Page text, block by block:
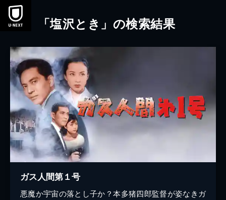
本文へスキップ
「塩沢とき」の検索結果
ガス人間第１号
悪魔か宇宙の落とし子か？本多猪四郎監督が姿なきガ